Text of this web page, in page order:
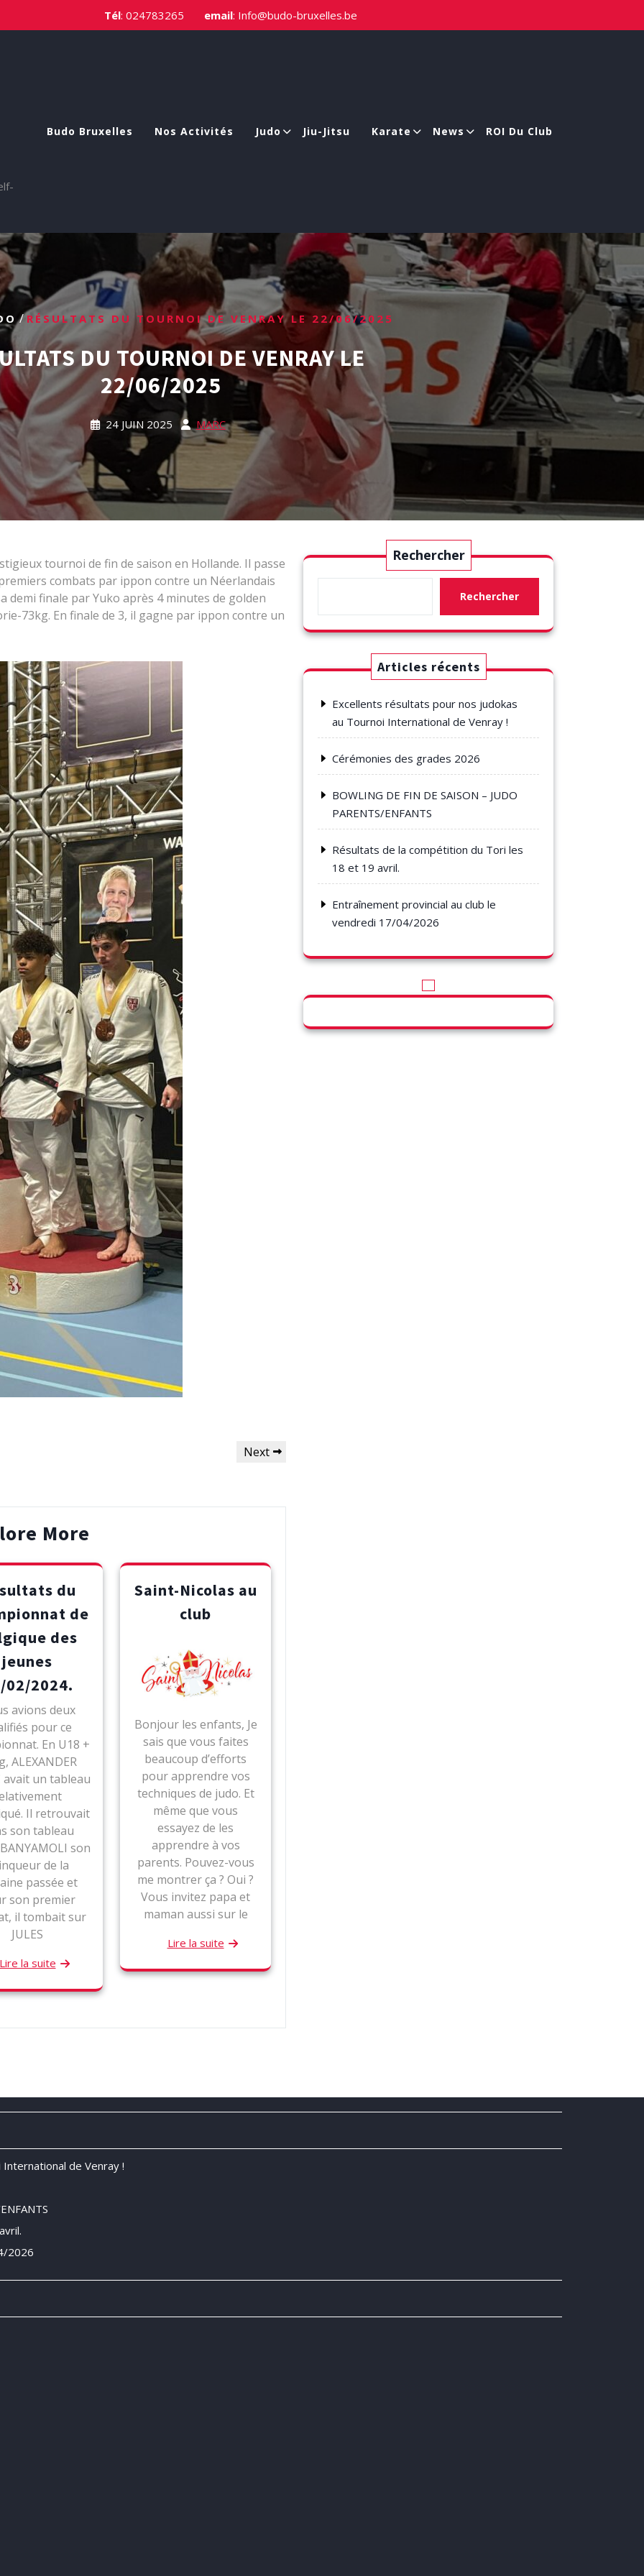
Tél: 024783265 email: Info@budo-bruxelles.be
Budo Bruxelles Nos Activités Judo Jiu-Jitsu Karate News ROI Du Club
/RÉSULTATS DU TOURNOI DE VENRAY LE 22/06/2025
DU TOURNOI DE VENRAY LE
22/06/2025
24 JUIN 2025 MARC
tournoi de fin de saison en Hollande. Il passe
combats par ippon contre un Néerlandais
demi finale par Yuko après 4 minutes de golden
73kg. En finale de 3, il gagne par ippon contre un
Next
Next
More
du
de
des
jeunes
02/2024.
avions deux
pour ce
En U18 +
ALEXANDER
avait un tableau
Il retrouvait
son tableau
son
de la
passée et
son premier
il tombait sur
JULES
Lire la suite
Saint-Nicolas au
club
Bonjour les enfants, Je
sais que vous faites
beaucoup d’efforts
pour apprendre vos
techniques de judo. Et
même que vous
essayez de les
apprendre à vos
parents. Pouvez-vous
me montrer ça ? Oui ?
Vous invitez papa et
maman aussi sur le
Lire la suite
Rechercher
Rechercher
Articles récents
Excellents résultats pour nos judokas
au Tournoi International de Venray !
Cérémonies des grades 2026
BOWLING DE FIN DE SAISON – JUDO
PARENTS/ENFANTS
Résultats de la compétition du Tori les
18 et 19 avril.
Entraînement provincial au club le
vendredi 17/04/2026
de Venray !
2026